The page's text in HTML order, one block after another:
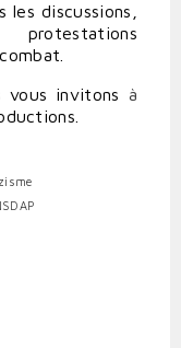
discussions,
invitons à